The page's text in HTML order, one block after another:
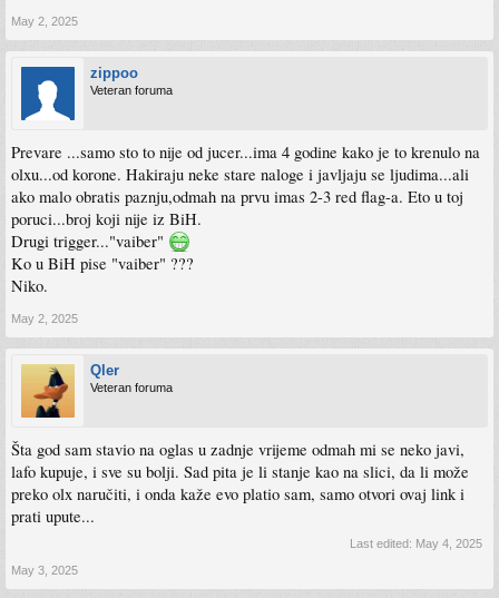
May 2, 2025
zippoo
Veteran foruma
Prevare ...samo sto to nije od jucer...ima 4 godine kako je to krenulo na
olxu...od korone. Hakiraju neke stare naloge i javljaju se ljudima...ali
ako malo obratis paznju,odmah na prvu imas 2-3 red flag-a. Eto u toj
poruci...broj koji nije iz BiH.
Drugi trigger..."vaiber"
Ko u BiH pise "vaiber" ???
Niko.
May 2, 2025
Qler
Veteran foruma
Šta god sam stavio na oglas u zadnje vrijeme odmah mi se neko javi,
lafo kupuje, i sve su bolji. Sad pita je li stanje kao na slici, da li može
preko olx naručiti, i onda kaže evo platio sam, samo otvori ovaj link i
prati upute...
Last edited: May 4, 2025
May 3, 2025